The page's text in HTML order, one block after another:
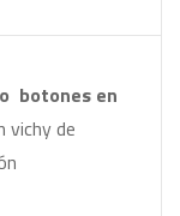
botones en
vichy de